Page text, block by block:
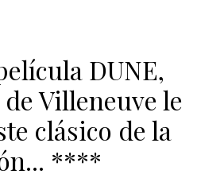
DUNE,
Villeneuve le
clásico de la
****